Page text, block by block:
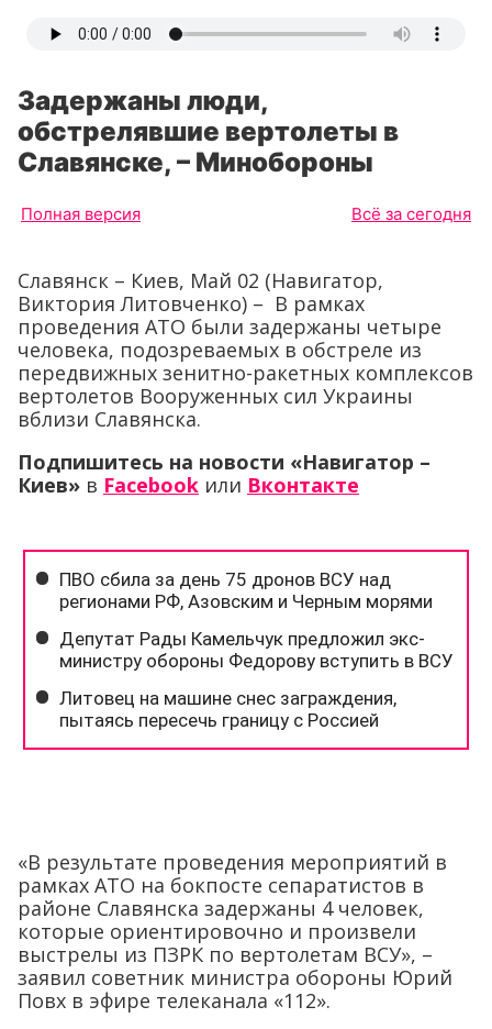
Задержаны люди,
обстрелявшие вертолеты в
Славянске, – Минобороны
Полная версия Всё за сегодня
Славянск – Киев, Май 02 (Навигатор,
Виктория Литовченко) – В рамках
проведения АТО были задержаны четыре
человека, подозреваемых в обстреле из
передвижных зенитно-ракетных комплексов
вертолетов Вооруженных сил Украины
вблизи Славянска.
Подпишитесь на новости «Навигатор –
Киев» в Facebook или Вконтакте
«В результате проведения мероприятий в
рамках АТО на бокпосте сепаратистов в
районе Славянска задержаны 4 человек,
которые ориентировочно и произвели
выстрелы из ПЗРК по вертолетам ВСУ», –
заявил советник министра обороны Юрий
Повх в эфире телеканала «112».